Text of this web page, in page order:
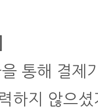
통해 결제
하지 않으